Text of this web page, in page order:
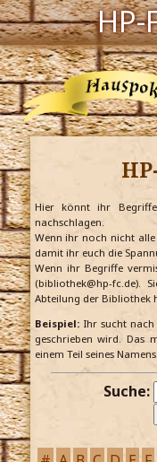
HP-
Navigation
Harry
Der HP-
Hogwarts
Jetzt
Hier könnt ihr
nachschlagen.
Wenn ihr noch nicht
damit ihr euch die
Wenn ihr Begriffe
(bibliothek@hp-fc.de).
Abteilung der Bibliothek
Beispiel:Ihr sucht nach
geschrieben wird. Das
einem Teil seines
Suche: